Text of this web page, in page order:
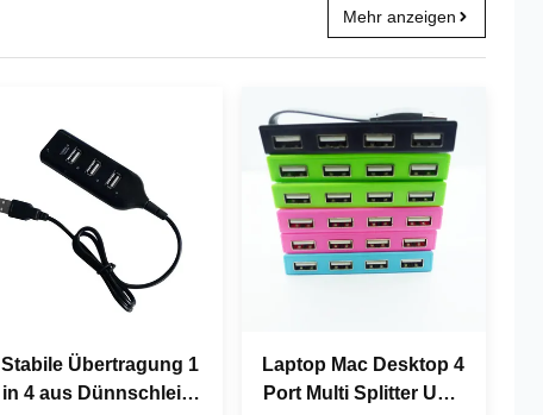
Mehr anzeigen
Stabile Übertragung 1
in 4 aus Dünnschleim
Laptop Mac Desktop 4
Port Multi Splitter USB